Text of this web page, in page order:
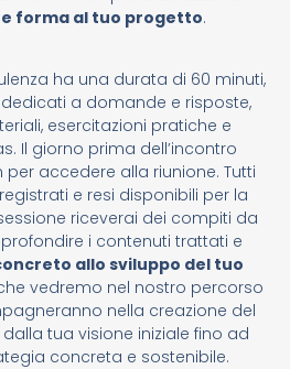
forma al tuo progetto.
ha una durata di 60 minuti,
a domande e risposte,
esercitazioni pratiche e
Il giorno prima dell’incontro
per accedere alla riunione. Tutti
e resi disponibili per la
riceverai dei compiti da
i contenuti trattati e
allo sviluppo del tuo
vedremo nel nostro percorso
nella creazione del
tua visione iniziale fino ad
concreta e sostenibile.